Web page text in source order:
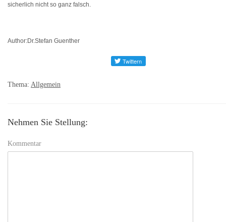
sicherlich nicht so ganz falsch.
Author:Dr.Stefan Guenther
Thema: Allgemein
Nehmen Sie Stellung:
Kommentar